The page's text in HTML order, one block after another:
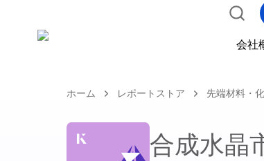
会社
ホーム レポートストア 先端材料・
合成水晶